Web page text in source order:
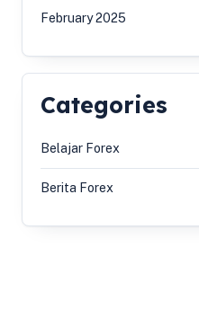
February 2025
Categories
Belajar Forex
Berita Forex